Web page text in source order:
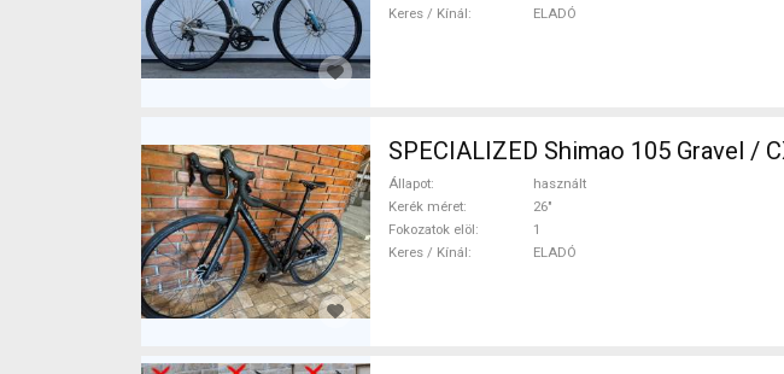
Keres / Kínál
ELADÓ
SPECIALIZED
Állapot
használt
Kerék méret
26"
Fokozatok elöl
1
Keres / Kínál
ELADÓ